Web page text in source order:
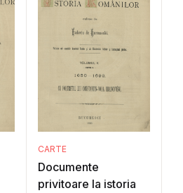
CARTE
Documente
privitoare la istoria